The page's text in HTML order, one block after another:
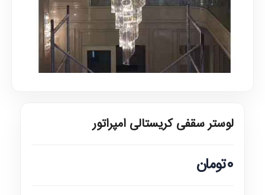
لوستر سقفی کریستالی امپراتور
0تومان